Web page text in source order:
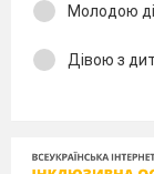
Молодою
Дівою з